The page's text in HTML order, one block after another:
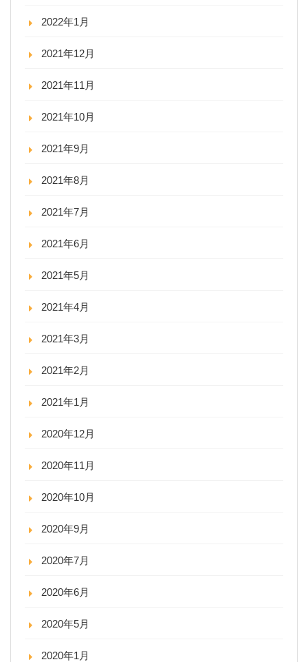
2022年1月
2021年12月
2021年11月
2021年10月
2021年9月
2021年8月
2021年7月
2021年6月
2021年5月
2021年4月
2021年3月
2021年2月
2021年1月
2020年12月
2020年11月
2020年10月
2020年9月
2020年7月
2020年6月
2020年5月
2020年1月